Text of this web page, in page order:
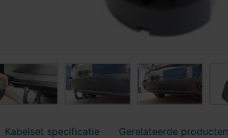
Kabelset specificatie Gerelateerde producten